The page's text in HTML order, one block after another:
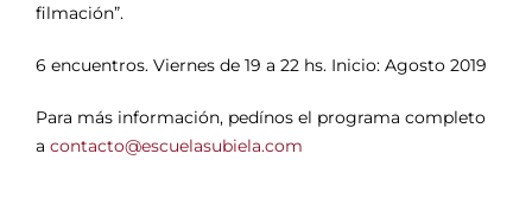
filmación”.
6 encuentros. Viernes de 19 a 22 hs. Inicio: Agosto 2019
Para más información, pedínos el programa completo
a contacto@escuelasubiela.com